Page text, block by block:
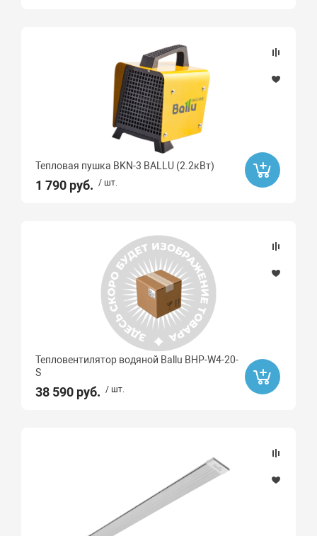
Тепловая пушка BKN-3 BALLU (2.2кВт)
1 790 руб. / шт.
Тепловентилятор водяной Ballu BHP-W4-20-
S
38 590 руб. / шт.